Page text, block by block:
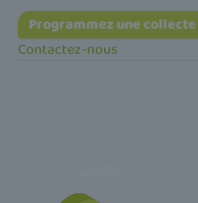
Programmez une
Contactez-nous